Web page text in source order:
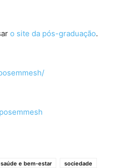
o site da pós-graduação.
saúde e bem-estar sociedade